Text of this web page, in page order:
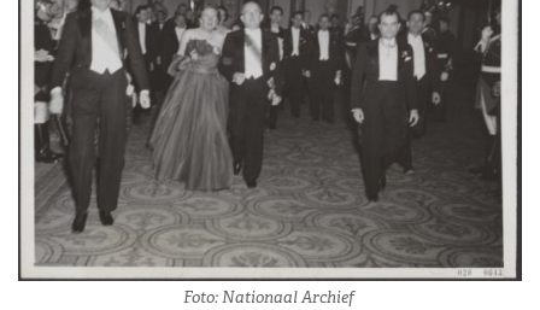
Foto: Nationaal Archief